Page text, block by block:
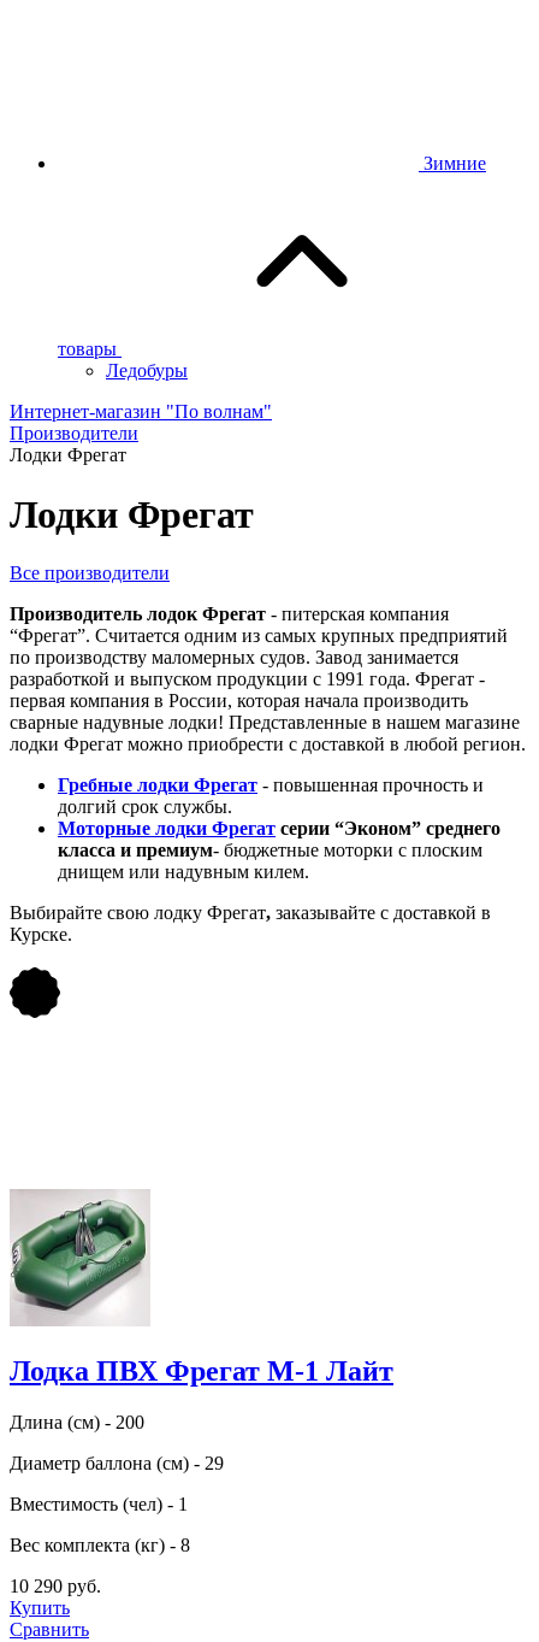
Зимние
товары
Ледобуры
Интернет-магазин "По волнам"
Производители
Лодки Фрегат
Лодки Фрегат
Все производители
Лодка ПВХ Фрегат М-1 Лайт
Длина (см) - 200
Диаметр баллона (см) - 29
Вместимость (чел) - 1
Вес комплекта (кг) - 8
10 290 руб.
Купить
Сравнить
Производитель лодок Фрегат - питерская компания
“Фрегат”. Считается одним из самых крупных предприятий
по производству маломерных судов. Завод занимается
разработкой и выпуском продукции с 1991 года. Фрегат -
первая компания в России, которая начала производить
сварные надувные лодки! Представленные в нашем магазине
лодки Фрегат можно приобрести с доставкой в любой регион.
Гребные лодки Фрегат - повышенная прочность и
долгий срок службы.
Моторные лодки Фрегат серии “Эконом” среднего
класса и премиум- бюджетные моторки с плоским
днищем или надувным килем.
Выбирайте свою лодку Фрегат, заказывайте с доставкой в
Курске.